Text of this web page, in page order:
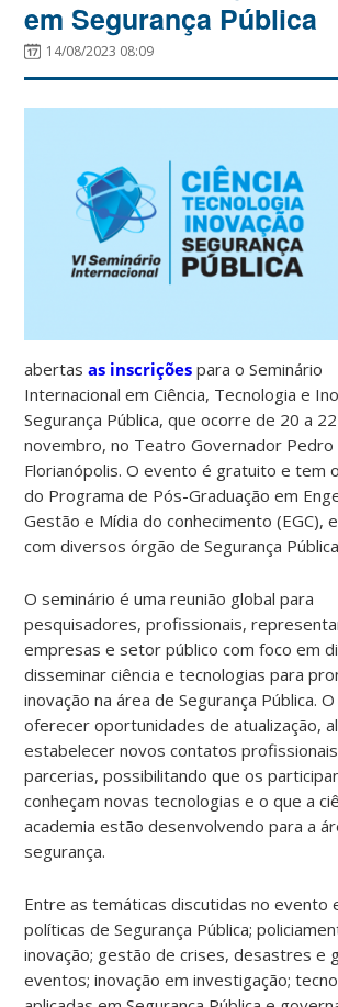
em Segurança Pública
14/08/2023 08:09
abertasas inscrições para o Seminário
Internacional em Ciência, Tecnologia e
Segurança Pública, que ocorre de 20 a
novembro, no Teatro Governador Pedro
Florianópolis. O evento é gratuito e tem
do Programa de Pós-Graduação em
Gestão e Mídia do conhecimento (EGC),
com diversos órgão de Segurança
O seminário é uma reunião global para
pesquisadores, profissionais,
empresas e setor público com foco em
disseminar ciência e tecnologias para
inovação na área de Segurança Pública.
oferecer oportunidades de atualização,
estabelecer novos contatos
parcerias, possibilitando que os
conheçam novas tecnologias e o que a
academia estão desenvolvendo para a
segurança.
Entre as temáticas discutidas no evento
políticas de Segurança Pública;
inovação; gestão de crises, desastres e
eventos; inovação em investigação;